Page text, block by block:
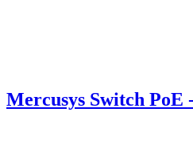
Mercusys Switch PoE